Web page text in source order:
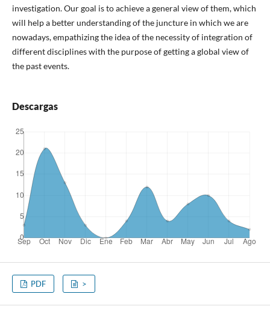
investigation. Our goal is to achieve a general view of them, which
will help a better understanding of the juncture in which we are
nowadays, empathizing the idea of the necessity of integration of
different disciplines with the purpose of getting a global view of
the past events.
Descargas
PDF >